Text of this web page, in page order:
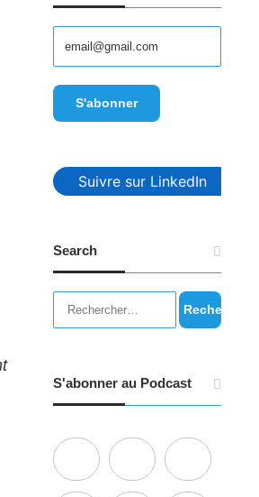
Suivre sur LinkedIn
Search
Rechercher :
S'abonner au Podcast